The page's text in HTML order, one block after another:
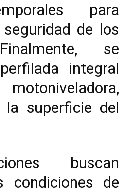
para
de los
se
integral
la superficie del
buscan
condiciones de